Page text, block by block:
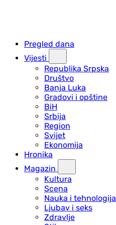
Pregled dana
Vijesti
Republika Srpska
Društvo
Banja Luka
Gradovi i opštine
BiH
Srbija
Region
Svijet
Ekonomija
Hronika
Magazin
Kultura
Scena
Nauka i tehnologija
Ljubav i seks
Zdravlje